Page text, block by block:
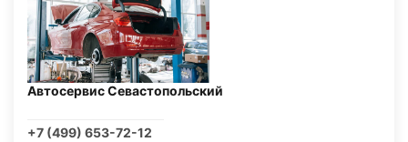
Автосервис Севастопольский
+7 (499) 653-72-12